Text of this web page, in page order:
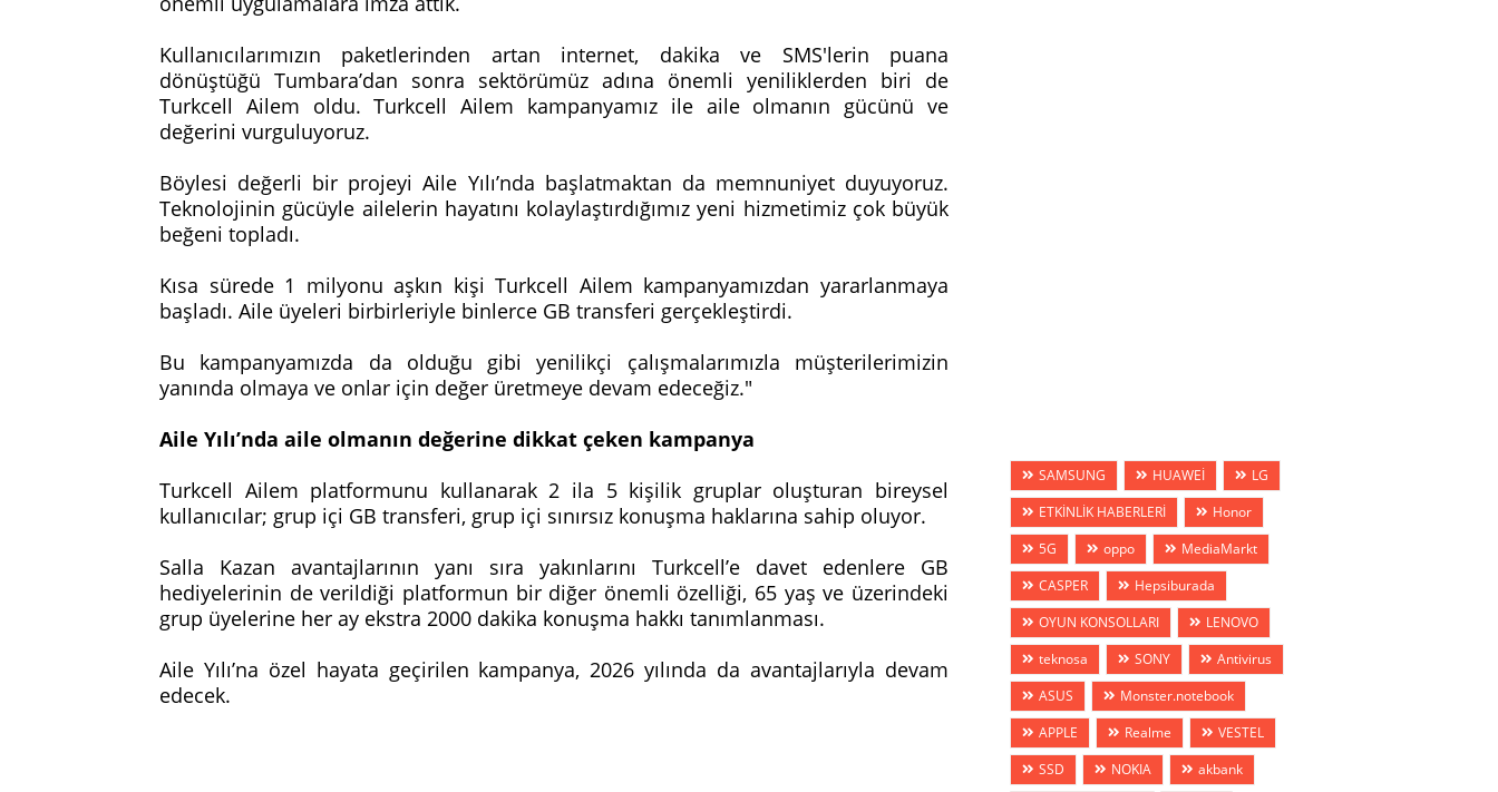
Kullanıcılarımızın paketlerinden artan internet, dakika ve SMS'lerin puana
dönüştüğü Tumbara’dan sonra sektörümüz adına önemli yeniliklerden biri de
Turkcell Ailem oldu. Turkcell Ailem kampanyamız ile aile olmanın gücünü ve
değerini vurguluyoruz.
Böylesi değerli bir projeyi Aile Yılı’nda başlatmaktan da memnuniyet duyuyoruz.
Teknolojinin gücüyle ailelerin hayatını kolaylaştırdığımız yeni hizmetimiz çok büyük
beğeni topladı.
Kısa sürede 1 milyonu aşkın kişi Turkcell Ailem kampanyamızdan yararlanmaya
başladı. Aile üyeleri birbirleriyle binlerce GB transferi gerçekleştirdi.
Bu kampanyamızda da olduğu gibi yenilikçi çalışmalarımızla müşterilerimizin
yanında olmaya ve onlar için değer üretmeye devam edeceğiz."
Aile Yılı’nda aile olmanın değerine dikkat çeken kampanya
Turkcell Ailem platformunu kullanarak 2 ila 5 kişilik gruplar oluşturan bireysel
kullanıcılar; grup içi GB transferi, grup içi sınırsız konuşma haklarına sahip oluyor.
Salla Kazan avantajlarının yanı sıra yakınlarını Turkcell’e davet edenlere GB
hediyelerinin de verildiği platformun bir diğer önemli özelliği, 65 yaş ve üzerindeki
grup üyelerine her ay ekstra 2000 dakika konuşma hakkı tanımlanması.
Aile Yılı’na özel hayata geçirilen kampanya, 2026 yılında da avantajlarıyla devam
edecek.
SAMSUNG HUAWEİ
LG
ETKİNLİK HABERLERİ
Honor
5G
oppo
MediaMarkt
CASPER
Hepsiburada
OYUN KONSOLLARI
LENOVO
teknosa
SONY
Antivirus
ASUS
Monster.notebook
APPLE
Realme
VESTEL
SSD
NOKIA
akbank